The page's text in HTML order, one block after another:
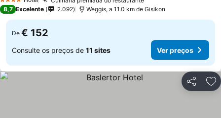
4 Estrelas
8,7 Excelente 2.092 Weggis, a 11.0 km de Gisikon
De € 152
Consulte os preços de 11 sites Ver preços
Partilhar